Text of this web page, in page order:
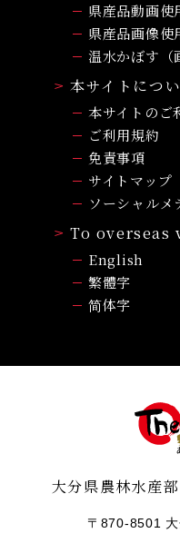
県産品動画使
県産品画像使
温水かぼす（
本サイトにつ
本サイトのご
ご利用規約
免責事項
サイトマップ
ソーシャルメ
To overseas
English
繁體字
简体字
大分県農林水産
〒870-8501